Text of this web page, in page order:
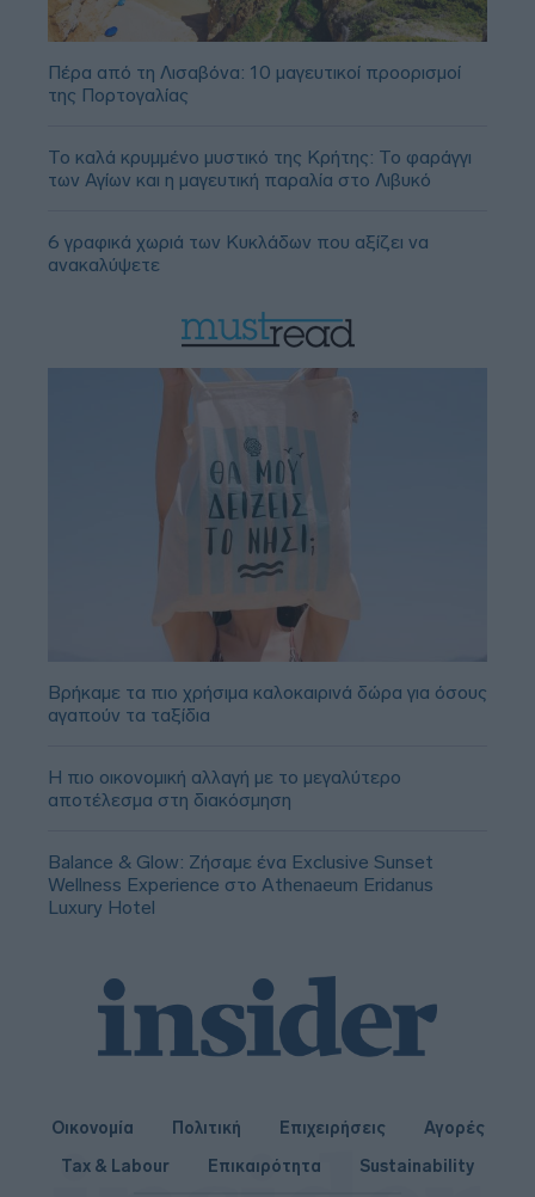
Πέρα από τη Λισαβόνα: 10 μαγευτικοί προορισμοί
της Πορτογαλίας
Το καλά κρυμμένο μυστικό της Κρήτης: Το φαράγγι
των Αγίων και η μαγευτική παραλία στο Λιβυκό
6 γραφικά χωριά των Κυκλάδων που αξίζει να
ανακαλύψετε
Βρήκαμε τα πιο χρήσιμα καλοκαιρινά δώρα για όσους
αγαπούν τα ταξίδια
Η πιο οικονομική αλλαγή με το μεγαλύτερο
αποτέλεσμα στη διακόσμηση
Balance & Glow: Ζήσαμε ένα Exclusive Sunset
Wellness Experience στο Athenaeum Eridanus
Luxury Hotel
Οικονομία Πολιτική Επιχειρήσεις
Αγορές
Tax & Labour
Επικαιρότητα Sustainability